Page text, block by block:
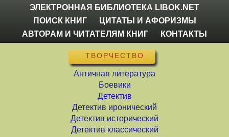
ЭЛЕКТРОННАЯ БИБЛИОТЕКА LIBOK.NET
ПОИСК КНИГ
ЦИТАТЫ И АФОРИЗМЫ
АВТОРАМ И ЧИТАТЕЛЯМ КНИГ
КОНТАКТЫ
ТВОРЧЕСТВО
Античная литература
Боевики
Детектив
Детектив иронический
Детектив исторический
Детектив классический